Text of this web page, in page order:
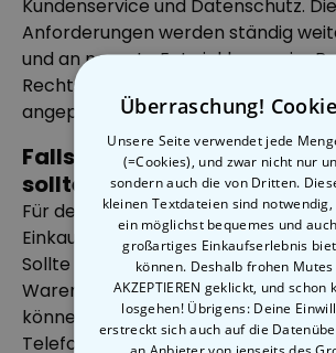
Kundenservice und Datenschutz.
Anforderungen werden ständig
und an neueste Entwicklungen im
Rechtsprechung und
angepasst.
Falls es doch einmal
sollte...
Für den Käuferschutz können Sie
Einkauf bei einem zertifizierten
Sollte es dann beim Einkauf, der
Warenrückgabe dennoch zu
können Sie sich per Online-System,
Telefon an unser erfahrenes,
Überraschung!
Unsere Seite verwendet jede
(=Cookies), und zwar nicht nur
sondern auch die von Dritten.
kleinen Textdateien sind
ein möglichst bequemes und
großartiges Einkaufserlebnis
können. Deshalb frohen
AKZEPTIEREN geklickt, und schon
losgehen! Übrigens: Deine
erstreckt sich auch auf die
an Anbieter von jenseits des